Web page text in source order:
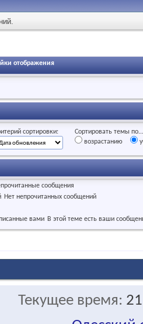
отображения
сортировки:
Сортировать темы по...
возрастанию
сообщения
Нет непрочитанных сообщений
В этой теме есть ваши
Текущее время: